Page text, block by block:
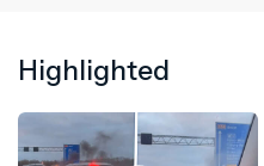
Highlighted